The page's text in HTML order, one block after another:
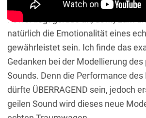
zu machen (wie schnell bin ich
Power liegt gerade an, usw.) zum
natürlich die Emotionalität eines
gewährleistet sein. Ich finde das
Gedanken bei der Modellierung des
Sounds. Denn die Performance des
dürfte ÜBERRAGEND sein, jedoch
geilen Sound wird dieses neue